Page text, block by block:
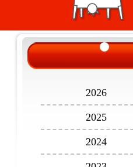
2026
2025
2024